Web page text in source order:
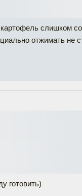
слишком
отжимать не
готовить)